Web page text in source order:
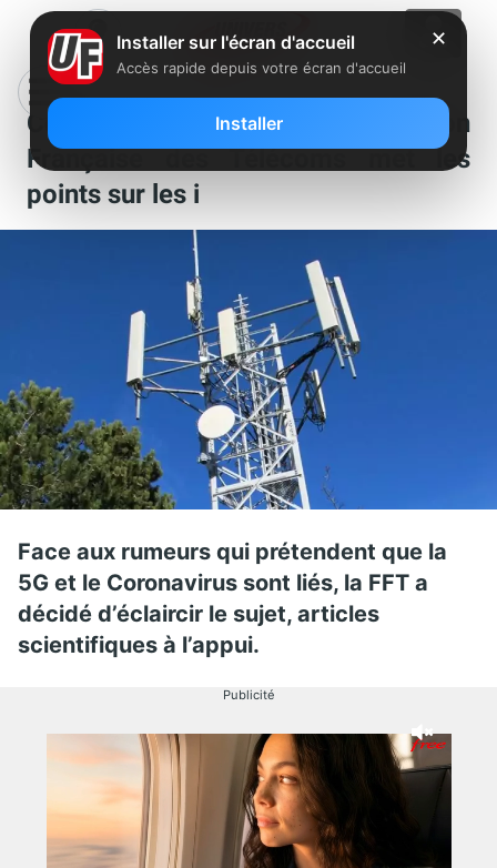
Covid-19 et 5G : la Fédération
Française des Télécoms met les
points sur les i
Face aux rumeurs qui prétendent que la
5G et le Coronavirus sont liés, la FFT a
décidé d’éclaircir le sujet, articles
scientifiques à l’appui.
Publicité
✕
Installer sur l'écran d'accueil
Accès rapide depuis votre écran d'accueil
Installer